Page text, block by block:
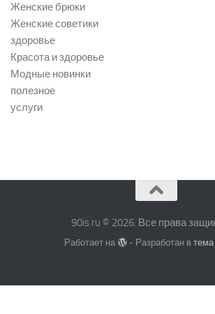
Женские брюки
Женские советики
здоровье
Красота и здоровье
Модные новинки
полезное
услуги
90is.ru © 2026. Все права
Работает на - Разработан в тема